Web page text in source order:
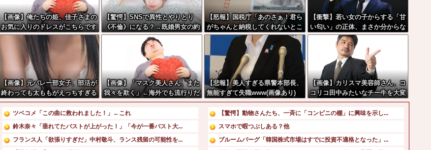
【画像】俺たちの姫、佳子さまの
お気に入りのドレスがこちらです
←コレは可愛過ぎるw w w w w
【驚愕】SNSで異性とやりとり
《不倫》になる？→既婚男女の約
7割がまさかの『こう』回答して
しまうw w w w w w w w
【怒報】国税庁「あのさぁ！君ら
がちゃんと納税してくれないとこ
うなっちゃうけどどうする？！」
←これw w w w w w w w
【衝撃】若い女の子からする「甘
い匂い」の正体、まさか分からな
いDTなんておらんよな？よな？
w w w w w w w w w w w
【画像】元バレー部女子、部活が
終わっても太ももがえっちすぎる
【画像】「マスク美人さん、また
我々を欺く」←海外でも流行りだ
した結果がこちらw w w w w w
w
【悲報】美人すぎる県警本部長、
無能すぎて失職www(画像あり)
【画像】カリスマ美容師さん、コ
コリコ田中みたいなチー牛を大変
身させた結果がこちらw w w w
w w w w w w w
ツベコメ「この曲に救われました！」←これ
鈴木奈々「垂れてたバストが上がった！」「今が一番バスト大...
フランス人「欲張りすぎだ」中村敬斗、ランス残留の可能性を...
【驚愕】動物さんたち、一斉に「コンビニの棚」に興味を示し...
スマホで暇つぶしある？他
ブルームバーグ「韓国株式市場はすでに投資不適格となった」...